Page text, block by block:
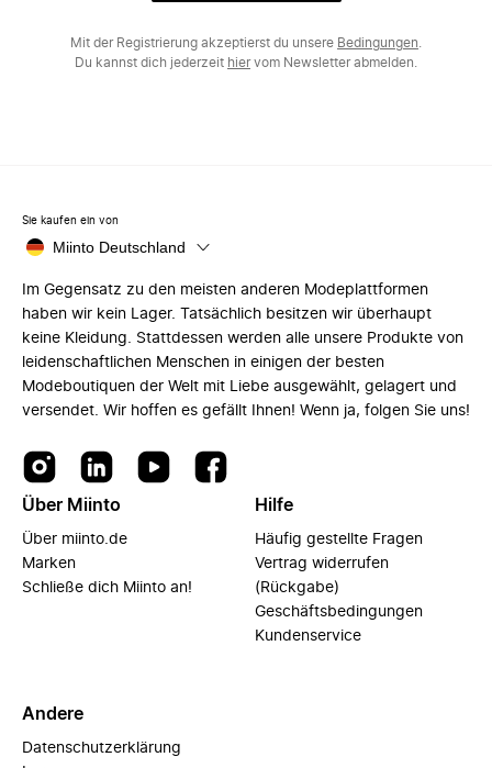
Mit der Registrierung akzeptierst du unsere Bedingungen
Du kannst dich jederzeit hiervom Newsletter abmelden.
Sie kaufen ein von
Miinto Deutschland
Im Gegensatz zu den meisten anderen Modeplattformen
haben wir kein Lager. Tatsächlich besitzen wir überhaupt
keine Kleidung. Stattdessen werden alle unsere Produkte von
leidenschaftlichen Menschen in einigen der besten
Modeboutiquen der Welt mit Liebe ausgewählt, gelagert und
versendet. Wir hoffen es gefällt Ihnen! Wenn ja, folgen Sie uns!
Über Miinto
Über miinto.de
Marken
Schließe dich Miinto an!
Hilfe
Häufig gestellte Fragen
Vertrag widerrufen
(Rückgabe)
Geschäftsbedingungen
Kundenservice
Andere
Datenschutzerklärung